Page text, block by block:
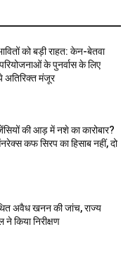
को बड़ी राहत: केन-बेतवा
के पुनर्वास के लिए
मंजूर
की आड़ में नशे का कारोबार?
कफ सिरप का हिसाब नहीं, दो
अवैध खनन की जांच, राज्य
किया निरीक्षण